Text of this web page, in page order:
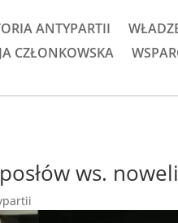
ANTYPARTII
CZŁONKOWSKA
ws.